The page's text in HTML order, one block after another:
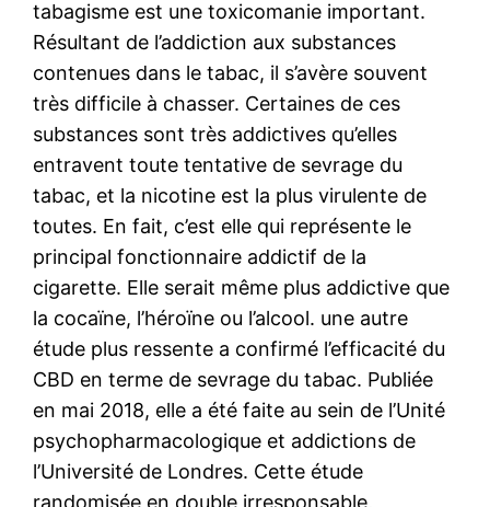
tabagisme est une toxicomanie important.
Résultant de l’addiction aux substances
contenues dans le tabac, il s’avère souvent
très difficile à chasser. Certaines de ces
substances sont très addictives qu’elles
entravent toute tentative de sevrage du
tabac, et la nicotine est la plus virulente de
toutes. En fait, c’est elle qui représente le
principal fonctionnaire addictif de la
cigarette. Elle serait même plus addictive que
la cocaïne, l’héroïne ou l’alcool. une autre
étude plus ressente a confirmé l’efficacité du
CBD en terme de sevrage du tabac. Publiée
en mai 2018, elle a été faite au sein de l’Unité
psychopharmacologique et addictions de
l’Université de Londres. Cette étude
randomisée en double irresponsable,